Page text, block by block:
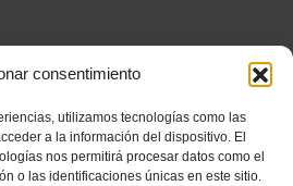
consentimiento
utilizamos tecnologías como las
a la información del dispositivo. El
nos permitirá procesar datos como el
o las identificaciones únicas en este sitio.